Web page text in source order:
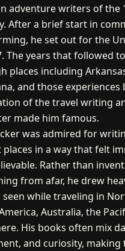
adventure writers of the
After a brief start in
he set out for the
The years that followed
places including
and those experiences
of the travel writing
made him famous.
was admired for
in a way that felt
Rather than
from afar, he drew
seen while traveling in
Australia, the
His books often mix
and curiosity, making